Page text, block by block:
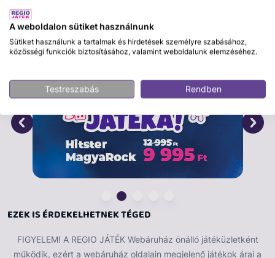
részletgazdag modell lehetővé teszi, hogy a gyerekek
élethűen utánozzák a fűnyírást és a kerti munkákat,
miközben változatos feladatokat végezhetnek el a
kertben.
A traktor állítható magasságú, levehető fűnyíró
egységgel rendelkezik, így különböző „munkákhoz” is
könnyedén szállíthatók a kerti eszközök és anyagok. A
készlethez tartozó traktorvezető figura és a
mozgatható hótoló lapát tovább bővíti a
játéklehetőségeket, így egész évben izgalmas marad a
Tulajdonságok:
állítható magasságú, levehető fűnyíró egység
EZEK IS ÉRDEKELHETNEK TÉGED
FIGYELEM! A REGIO JÁTÉK Webáruház önálló játéküzletként
működik, ezért a webáruház oldalain megjelenő játékok árai a
A weboldalon sütiket használnunk
Sütiket használunk a tartalmak és hirdetések személyre szabásához,
közösségi funkciók biztosításához, valamint weboldalunk elemzéséhez.
Testreszabás Rendben